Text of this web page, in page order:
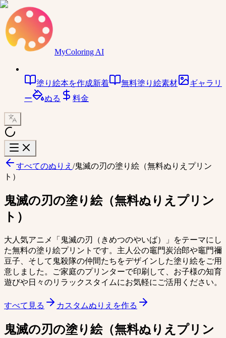
MyColoring AI
塗り絵本を作成新着 無料塗り絵素材
ギャラリ
ー
ぬる 料金
すべてのぬりえ /鬼滅の刃の塗り絵（無料ぬりえプリン
ト）
鬼滅の刃の塗り絵（無料ぬりえプリン
ト）
大人気アニメ「鬼滅の刃（きめつのやいば）」をテーマにし
た無料の塗り絵プリントです。主人公の竈門炭治郎や竈門禰
豆子、そして鬼殺隊の仲間たちをデザインした塗り絵をご用
意しました。ご家庭のプリンターで印刷して、お子様の知育
遊びや日々のリラックスタイムにお気軽にご活用ください。
すべて見る カスタムぬりえを作る
鬼滅の刃の塗り絵（無料ぬりえプリン